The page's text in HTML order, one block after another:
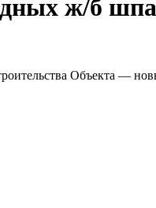
ж/б
Объекта —